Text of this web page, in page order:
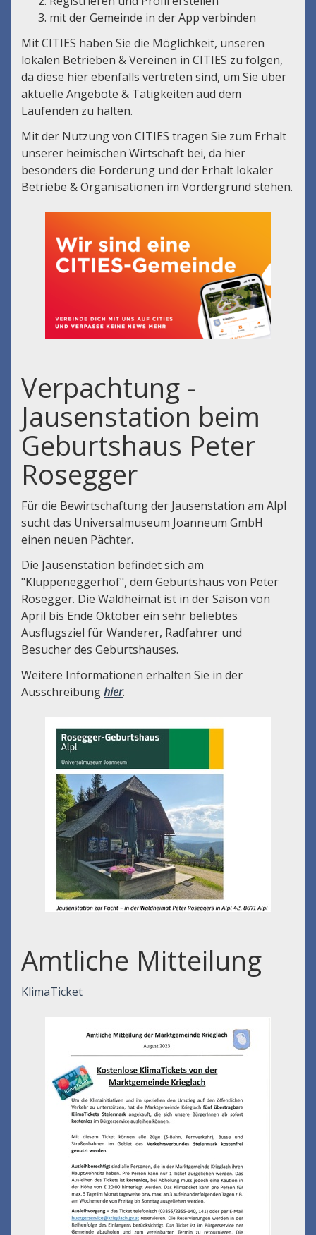
mit der Gemeinde in der App verbinden
Mit CITIES haben Sie die Möglichkeit, unseren
lokalen Betrieben & Vereinen in CITIES zu folgen,
da diese hier ebenfalls vertreten sind, um Sie über
aktuelle Angebote & Tätigkeiten aud dem
Laufenden zu halten.
Mit der Nutzung von CITIES tragen Sie zum Erhalt
unserer heimischen Wirtschaft bei, da hier
besonders die Förderung und der Erhalt lokaler
Betriebe & Organisationen im Vordergrund stehen.
Verpachtung -
Jausenstation beim
Geburtshaus Peter
Rosegger
Für die Bewirtschaftung der Jausenstation am Alpl
sucht das Universalmuseum Joanneum GmbH
einen neuen Pächter.
Die Jausenstation befindet sich am
"Kluppeneggerhof", dem Geburtshaus von Peter
Rosegger. Die Waldheimat ist in der Saison von
April bis Ende Oktober ein sehr beliebtes
Ausflugsziel für Wanderer, Radfahrer und
Besucher des Geburtshauses.
Weitere Informationen erhalten Sie in der
Ausschreibunghier.
Amtliche Mitteilung
KlimaTicket